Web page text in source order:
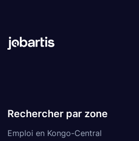
Rechercher par zone
Emploi en Kongo-Central